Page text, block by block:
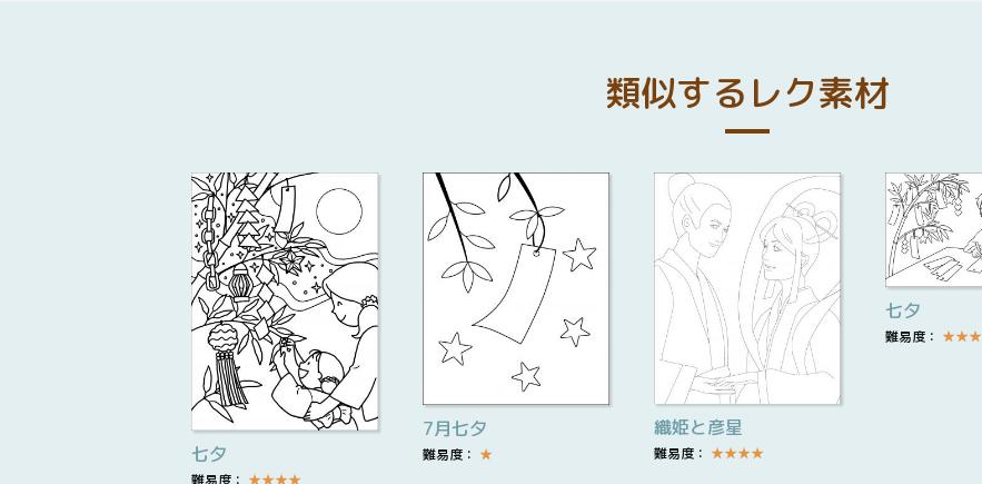
類似するレク素材
七夕
難易度： ★★★★
7月七夕
難易度： ★
織姫と彦星
難易度： ★★★★
七夕
難易度： ★★★